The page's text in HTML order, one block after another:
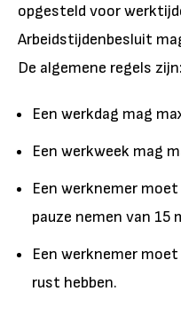
opgesteld voor
Arbeidstijdenbesluit
De algemene regels zijn:
Een werkdag mag
Een werkweek mag
Een werknemer
pauze nemen van 15
Een werknemer
rust hebben.